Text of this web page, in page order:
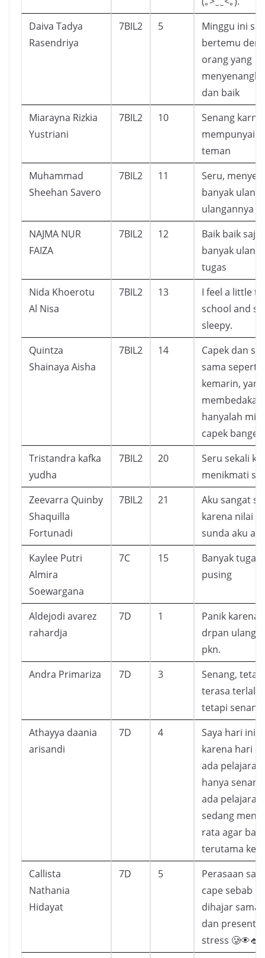
Daiva Tadya
Rasendriya
7BIL2 5
Minggu ini
bertemu
orang yang
dan baik
Miarayna Rizkia
Yustriani
7BIL2 10
Senang
mempunyai
teman
Muhammad
Sheehan Savero
7BIL2 11
Seru,
banyak
ulangannya
NAJMA NUR
FAIZA
7BIL2 12
Baik baik
banyak
tugas
Nida Khoerotu
Al Nisa
7BIL2 13
I feel a little
school and
sleepy.
Quintza
Shainaya Aisha
7BIL2 14
Capek dan
sama seperti
kemarin, yang
hanyalah
capek banget
Tristandra kafka
yudha
7BIL2 20
Seru sekali
menikmati
Zeevarra Quinby
Shaquilla
Fortunadi
7BIL2 21
Aku sangat
karena nilai
sunda aku
Kaylee Putri
Almira
Soewargana
7C 15
Banyak tugas
pusing
Aldejodi avarez
rahardja
7D 1
Panik karena
drpan
pkn.
Andra Primariza
7D 3
Senang,
terasa terlalu
tetapi senang.
Athayya daania
arisandi
7D 4
Saya hari
karena hari
ada
hanya
ada pelajaran
sedang
rata agar
terutama
Callista
Nathania
Hidayat
7D 5
Perasaan
cape sebab
dihajar sama
dan
stress